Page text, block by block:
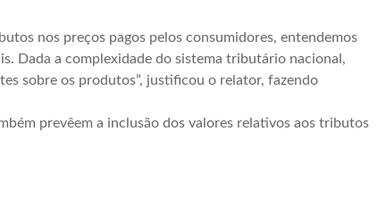
nos preços pagos pelos consumidores, entendemos
Dada a complexidade do sistema tributário nacional,
sobre os produtos”, justificou o relator, fazendo
prevêem a inclusão dos valores relativos aos tributos